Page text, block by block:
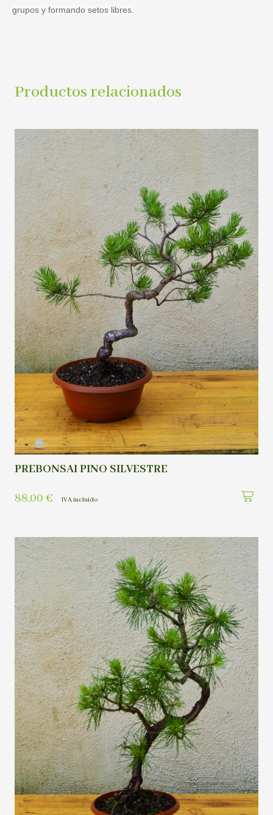
grupos y formando setos libres.
Productos relacionados
PREBONSAI PINO SILVESTRE
88,00 € IVA incluído